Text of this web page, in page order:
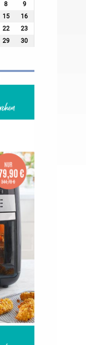
8
9
15
16
22
23
29
30